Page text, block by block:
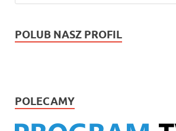
POLUB NASZ PROFIL
POLECAMY